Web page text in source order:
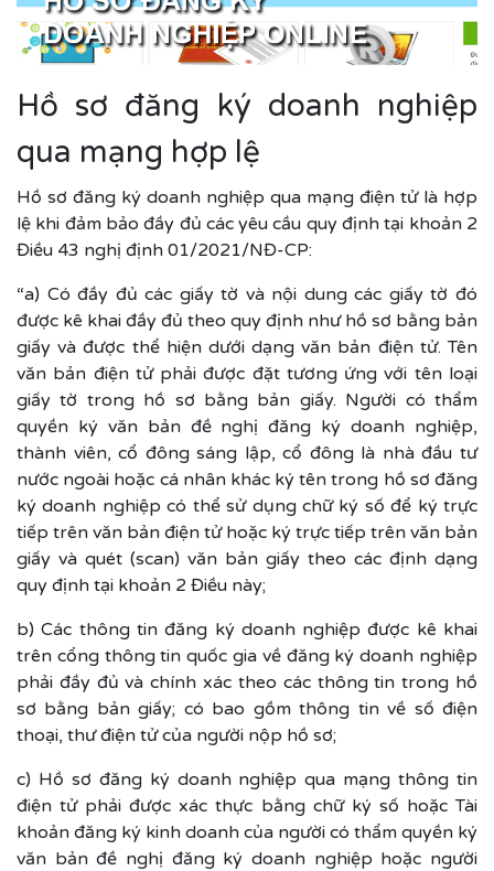
Hồ sơ đăng ký doanh nghiệp
qua mạng hợp lệ
Hồ sơ đăng ký doanh nghiệp qua mạng điện tử là hợp
lệ khi đảm bảo đầy đủ các yêu cầu quy định tại khoản 2
Điều 43 nghị định 01/2021/NĐ-CP:
“a) Có đầy đủ các giấy tờ và nội dung các giấy tờ đó
được kê khai đầy đủ theo quy định như hồ sơ bằng bản
giấy và được thể hiện dưới dạng văn bản điện tử. Tên
văn bản điện tử phải được đặt tương ứng với tên loại
giấy tờ trong hồ sơ bằng bản giấy. Người có thẩm
quyền ký văn bản đề nghị đăng ký doanh nghiệp,
thành viên, cổ đông sáng lập, cổ đông là nhà đầu tư
nước ngoài hoặc cá nhân khác ký tên trong hồ sơ đăng
ký doanh nghiệp có thể sử dụng chữ ký số để ký trực
tiếp trên văn bản điện tử hoặc ký trực tiếp trên văn bản
giấy và quét (scan) văn bản giấy theo các định dạng
quy định tại khoản 2 Điều này;
b) Các thông tin đăng ký doanh nghiệp được kê khai
trên cổng thông tin quốc gia về đăng ký doanh nghiệp
phải đầy đủ và chính xác theo các thông tin trong hồ
sơ bằng bản giấy; có bao gồm thông tin về số điện
thoại, thư điện tử của người nộp hồ sơ;
c) Hồ sơ đăng ký doanh nghiệp qua mạng thông tin
điện tử phải được xác thực bằng chữ ký số hoặc Tài
khoản đăng ký kinh doanh của người có thẩm quyền ký
văn bản đề nghị đăng ký doanh nghiệp hoặc người